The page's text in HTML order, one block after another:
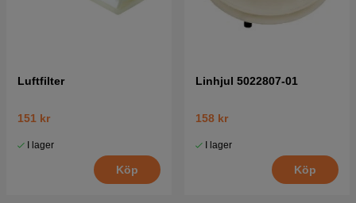
Luftfilter
151 kr
I lager
Köp
Linhjul 5022807-01
158 kr
I lager
Köp